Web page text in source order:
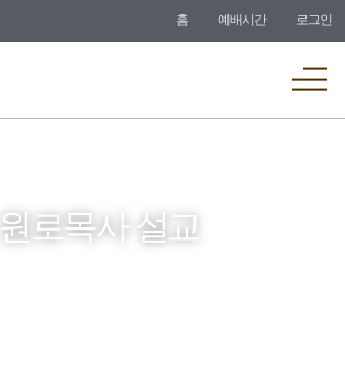
홈 예배시간 로그인
원로목사 설교